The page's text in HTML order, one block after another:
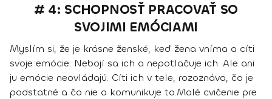
# 4: SCHOPNOSŤ PRACOVAŤ SO
SVOJIMI EMÓCIAMI
Myslím si, že je krásne ženské, keď žena vníma a cíti
svoje emócie. Nebojí sa ich a nepotlačuje ich. Ale ani
ju emócie neovládajú. Cíti ich v tele, rozoznáva, čo je
podstatné a čo nie a komunikuje to.Malé cvičenie pre